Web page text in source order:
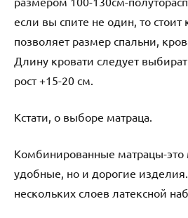
если вы спите не один, то стоит
позволяет размер спальни,
Длину кровати следует
рост +15-20 см.
Кстати, о выборе матраца.
Комбинированные матрацы-это
удобные, но и дорогие
нескольких слоев латексной